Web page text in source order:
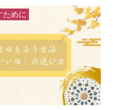
ために